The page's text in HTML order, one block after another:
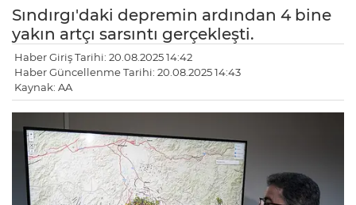
Sındırgı'daki depremin ardından 4 bine
yakın artçı sarsıntı gerçekleşti.
Haber Giriş Tarihi: 20.08.2025 14:42
Haber Güncellenme Tarihi: 20.08.2025 14:43
Kaynak: AA